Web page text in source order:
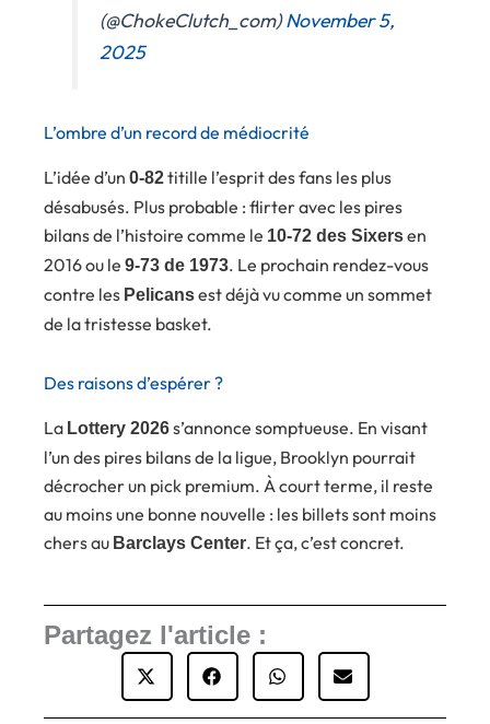
(@ChokeClutch_com)November 5,
2025
L’ombre d’un record de médiocrité
L’idée d’un 0-82titille l’esprit des fans les plus
désabusés. Plus probable : flirter avec les pires
bilans de l’histoire comme le 10-72 des Sixersen
2016 ou le 9-73 de 1973. Le prochain rendez-vous
contre les Pelicansest déjà vu comme un sommet
de la tristesse basket.
Des raisons d’espérer ?
La Lottery 2026s’annonce somptueuse. En visant
l’un des pires bilans de la ligue, Brooklyn pourrait
décrocher un pick premium. À court terme, il reste
au moins une bonne nouvelle : les billets sont moins
chers au Barclays Center. Et ça, c’est concret.
Partagez l'article :